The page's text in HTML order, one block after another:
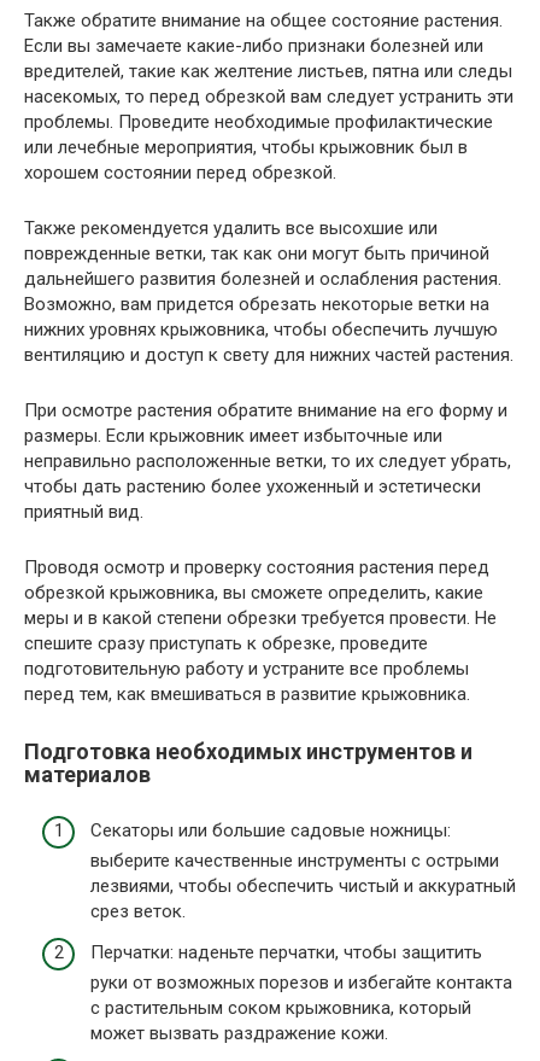
Также обратите внимание на общее состояние растения.
Если вы замечаете какие-либо признаки болезней или
вредителей, такие как желтение листьев, пятна или следы
насекомых, то перед обрезкой вам следует устранить эти
проблемы. Проведите необходимые профилактические
или лечебные мероприятия, чтобы крыжовник был в
хорошем состоянии перед обрезкой.
Также рекомендуется удалить все высохшие или
поврежденные ветки, так как они могут быть причиной
дальнейшего развития болезней и ослабления растения.
Возможно, вам придется обрезать некоторые ветки на
нижних уровнях крыжовника, чтобы обеспечить лучшую
вентиляцию и доступ к свету для нижних частей растения.
При осмотре растения обратите внимание на его форму и
размеры. Если крыжовник имеет избыточные или
неправильно расположенные ветки, то их следует убрать,
чтобы дать растению более ухоженный и эстетически
приятный вид.
Проводя осмотр и проверку состояния растения перед
обрезкой крыжовника, вы сможете определить, какие
меры и в какой степени обрезки требуется провести. Не
спешите сразу приступать к обрезке, проведите
подготовительную работу и устраните все проблемы
перед тем, как вмешиваться в развитие крыжовника.
Подготовка необходимых инструментов и
материалов
Секаторы или большие садовые ножницы:
выберите качественные инструменты с острыми
лезвиями, чтобы обеспечить чистый и аккуратный
срез веток.
Перчатки: наденьте перчатки, чтобы защитить
руки от возможных порезов и избегайте контакта
с растительным соком крыжовника, который
может вызвать раздражение кожи.